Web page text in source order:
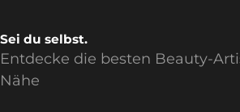
Sei du selbst.
Entdecke die besten Beauty-
Nähe